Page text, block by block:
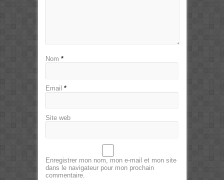
Nom *
Email *
Site web
Enregistrer mon nom, mon e-mail et mon site
dans le navigateur pour mon prochain
commentaire.